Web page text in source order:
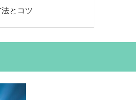
とコツ